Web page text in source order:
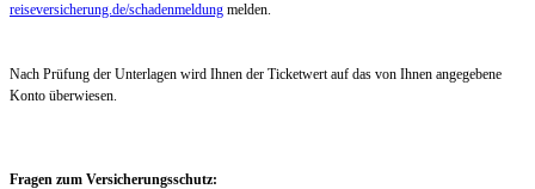
reiseversicherung.de/schadenmeldung melden.
Nach Prüfung der Unterlagen wird Ihnen der Ticketwert auf das von Ihnen angegebene
Konto überwiesen.
Fragen zum Versicherungsschutz: